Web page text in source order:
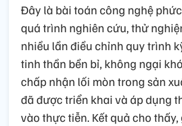
Đây là bài toán công nghệ
quá trình nghiên cứu, thử
nhiều lần điều chỉnh quy trình
tinh thần bền bỉ, không ngại
chấp nhận lối mòn trong sản
đã được triển khai và áp dụng
vào thực tiễn. Kết quả cho